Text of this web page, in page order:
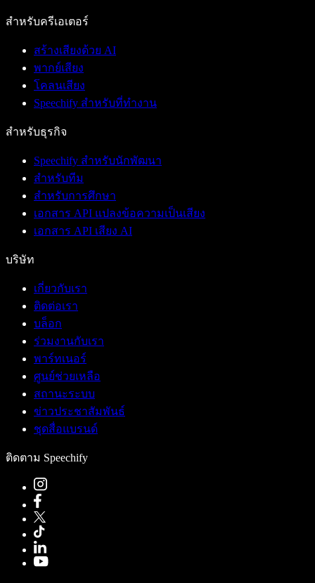
สำหรับครีเอเตอร์
สร้างเสียงด้วย AI
พากย์เสียง
โคลนเสียง
Speechify สำหรับที่ทำงาน
สำหรับธุรกิจ
Speechify สำหรับนักพัฒนา
สำหรับทีม
สำหรับการศึกษา
เอกสาร API แปลงข้อความเป็นเสียง
เอกสาร API เสียง AI
บริษัท
เกี่ยวกับเรา
ติดต่อเรา
บล็อก
ร่วมงานกับเรา
พาร์ทเนอร์
ศูนย์ช่วยเหลือ
สถานะระบบ
ข่าวประชาสัมพันธ์
ชุดสื่อแบรนด์
ติดตาม Speechify